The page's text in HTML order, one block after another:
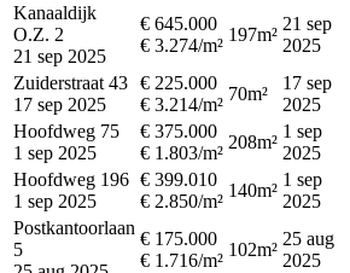
Kanaaldijk
O.Z. 2
21 sep 2025
€ 645.000
€ 3.274/m²
197m²
21 sep
2025
Zuiderstraat 43
17 sep 2025
€ 225.000
€ 3.214/m²
70m²
17 sep
2025
Hoofdweg 75
1 sep 2025
€ 375.000
€ 1.803/m²
208m²
1 sep
2025
Hoofdweg 196
1 sep 2025
€ 399.010
€ 2.850/m²
140m²
1 sep
2025
Postkantoorlaan
5
€ 175.000
€ 1.716/m²
102m²
25 aug
2025